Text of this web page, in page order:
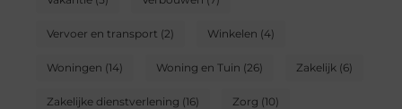
Vervoer en transport (2) Winkelen (4)
Woningen (14) Woning en Tuin (26) Zakelijk (6)
Zakelijke dienstverlening (16) Zorg (10)